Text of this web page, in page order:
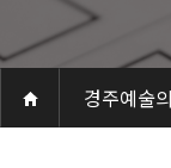
경주예술
공연
공연일정
객석안내
화랑홀
화랑홀 2층
화랑홀 3층
원화홀
티켓안내
티켓안내
티켓예매
티켓수령
할인규정
취소·환불
문화나눔
공연예절·
공연장 관
공연장 편
전시
전시일정
현재전시
예정전시
지난전시
전시연계
알천미술
전시예절·
미술관 관
미술관 편
아카데미
교육일정
문화행사
행사일정
행사소개
경주 대릉
국제경주
금속공예
경주 e스
돗자리피
국제경주
교촌문화
신라문화
국제뮤직
경주문화
교촌버스
지역예술
봉황대 뮤
경주국악
제야의 종
한수원아
한복문화
동아시아
MyK
경주시 관
뉴스
갤러리
대관
대관공고·
경주예술
경주문화
대관운영
운영조례
경주예술
운영규칙
공연장 및
알천미술
경주문화
사용료
경주예술
경주문화
대관신청
경주예술
경주문화
시설소개
경주예술
시설소개
공연장
화랑홀
원화홀
알천미술
기타시설
경주문화
시립예술
시립극단
시립극단
단원현황
시립합창
시립합창
단원현황
시립신라
시립신라
단원현황
연간일정
열린마당
공지사항
공지사항
입찰정보
채용정보
자료실
홍보·보도
서식·매뉴
웹진
Q&A
FAQ
가입 및 정
공연
전시
아카데미
대관
기타
질문과답
우수고객
회원안내
우수고객
경주문화
인사말
재단소개
비전전략
사업안내
연혁
재단CI
조직도
ESG 윤리
ESG경영
인권경영
임직원행
문화서비
통합신고
경영공시
경영목표
결산서
임원 및
경영실적
외부기관
기타공시
계약현황
기부금현
업무추진
오시는길
경주예술
경주문화
신라금속